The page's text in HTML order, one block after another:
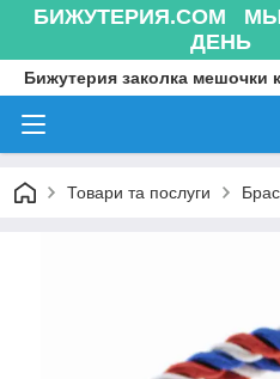
БИЖУТЕРИЯ.COM
Бижутерия заколка
Товари та послуги